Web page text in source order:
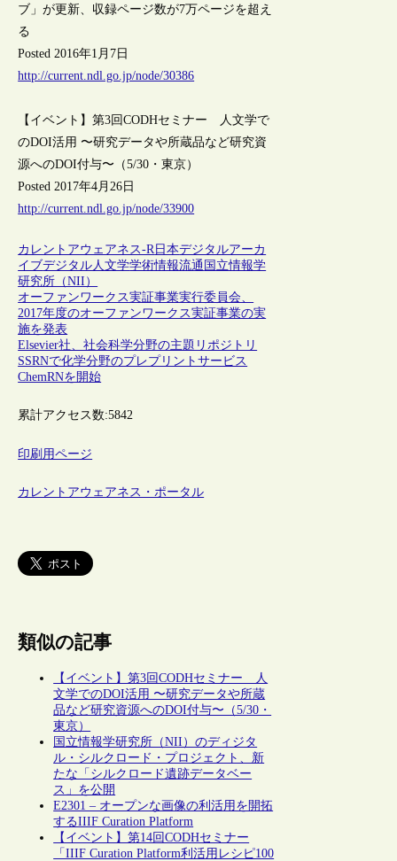
ブ」が更新、収録ページ数が7万ページを超え
る
Posted 2016年1月7日
http://current.ndl.go.jp/node/30386
【イベント】第3回CODHセミナー 人文学で
のDOI活用 〜研究データや所蔵品など研究資
源へのDOI付与〜（5/30・東京）
Posted 2017年4月26日
http://current.ndl.go.jp/node/33900
カレントアウェアネス-R日本デジタルアーカ
イブデジタル人文学学術情報流通 国立情報学
研究所（NII）
オーファンワークス実証事業実行委員会、
2017年度のオーファンワークス実証事業の実
施を発表
Elsevier社、社会科学分野の主題リポジトリ
SSRNで化学分野のプレプリントサービス
ChemRNを開始
累計アクセス数:5842
印刷用ページ
カレントアウェアネス・ポータル
類似の記事
【イベント】第3回CODHセミナー 人
文学でのDOI活用 〜研究データや所蔵
品など研究資源へのDOI付与〜（5/30・
東京）
国立情報学研究所（NII）のディジタ
ル・シルクロード・プロジェクト、新
たな「シルクロード遺跡データベー
ス」を公開
E2301 – オープンな画像の利活用を開拓
するIIIF Curation Platform
【イベント】第14回CODHセミナー
「IIIF Curation Platform利活用レシピ100